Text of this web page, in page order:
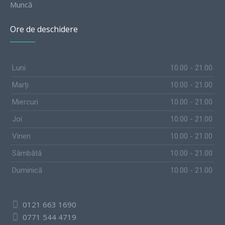
Muncă
Ore de deschidere
Luni
10.00 - 21.00
Marți
10.00 - 21.00
Miercuri
10.00 - 21.00
Joi
10.00 - 21.00
Vineri
10.00 - 21.00
Sâmbătă
10.00 - 21.00
Duminică
10.00 - 21.00
0121 663 1690
0771 544 4719